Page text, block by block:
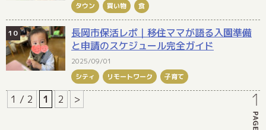
タウン
買い物 食
長岡市保活レポ｜移住ママが語る入園準備
と申請のスケジュール完全ガイド
2025/09/01
シティ
リモートワーク 子育て
1 / 2 1 2 >